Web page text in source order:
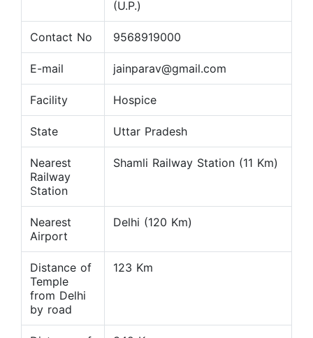
(U.P.)
Contact No 9568919000
E-mail jainparav@gmail.com
Facility Hospice
State Uttar Pradesh
Nearest
Railway
Station
Shamli Railway Station (11 Km)
Nearest
Airport
Delhi (120 Km)
Distance of
Temple
from Delhi
by road
123 Km